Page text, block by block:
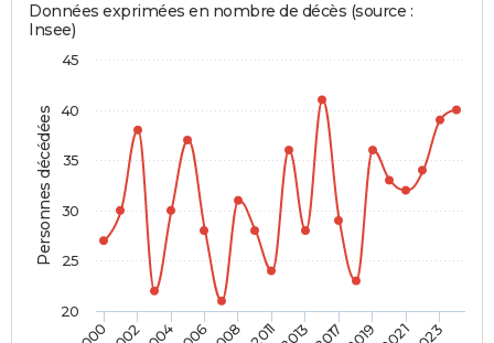
Personnes décédées
Données exprimées en nombre de décès (source :
Insee)
2011
20
25
30
35
40
45